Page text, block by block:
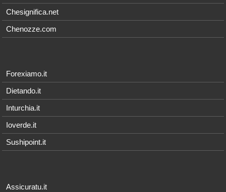
Chesignifica.net
Chenozze.com
Forexiamo.it
Dietando.it
Inturchia.it
Ioverde.it
Sushipoint.it
Assicuratu.it